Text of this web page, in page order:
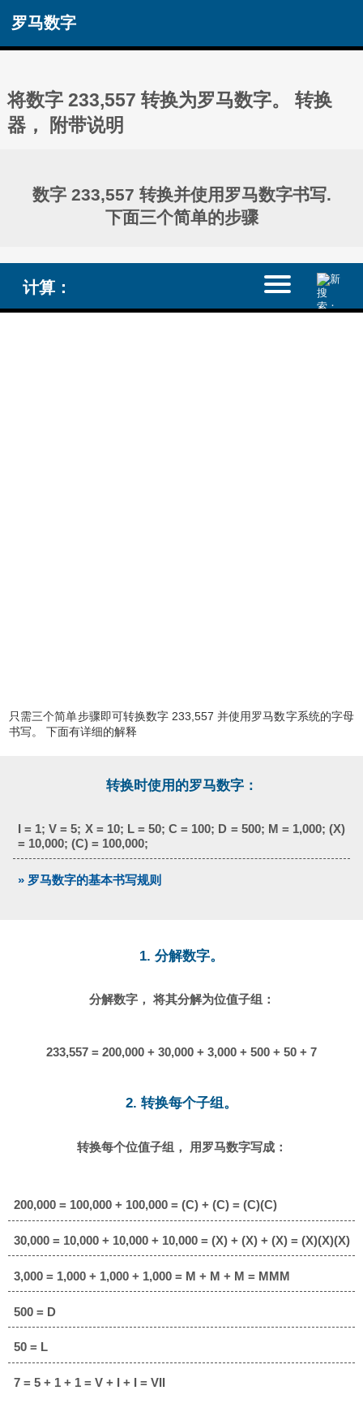
罗马数字
将数字 233,557 转换为罗马数字。 转换
器， 附带说明
数字 233,557 转换并使用罗马数字书写.
下面三个简单的步骤
计算：
只需三个简单步骤即可转换数字 233,557 并使用罗马数字系统的字母
书写。 下面有详细的解释
转换时使用的罗马数字：
I = 1; V = 5; X = 10; L = 50; C = 100; D = 500; M = 1,000; (X)
= 10,000; (C) = 100,000;
» 罗马数字的基本书写规则
1. 分解数字。
分解数字， 将其分解为位值子组：
233,557 = 200,000 + 30,000 + 3,000 + 500 + 50 + 7
2. 转换每个子组。
转换每个位值子组， 用罗马数字写成：
200,000 = 100,000 + 100,000 = (C) + (C) = (C)(C)
30,000 = 10,000 + 10,000 + 10,000 = (X) + (X) + (X) = (X)(X)(X)
3,000 = 1,000 + 1,000 + 1,000 = M + M + M = MMM
500 = D
50 = L
7 = 5 + 1 + 1 = V + I + I = VII